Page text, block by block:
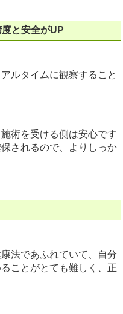
と安全がUP
ルタイムに観察すること
術を受ける側は安心です
されるので、よりしっか
法であふれていて、自分
ことがとても難しく、正